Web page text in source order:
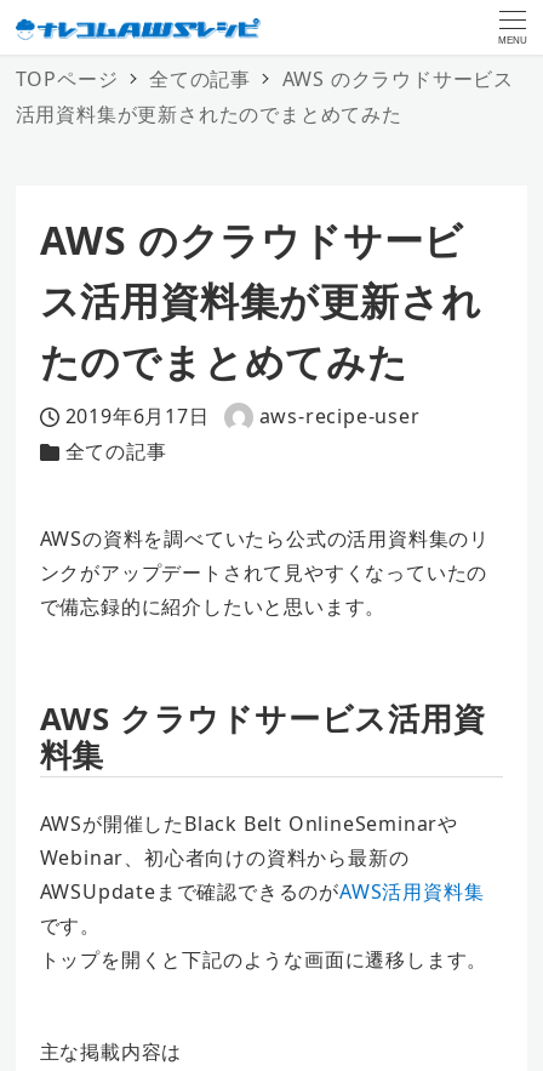
MENU
TOPページ 全ての記事
AWS のクラウドサービス
活用資料集が更新されたのでまとめてみた
AWS のクラウドサービ
ス活用資料集が更新され
たのでまとめてみた
投稿日
2019年6月17日
著
aws-recipe-user
カテゴリー
全ての記事
AWSの資料を調べていたら公式の活用資料集のリ
ンクがアップデートされて見やすくなっていたの
で備忘録的に紹介したいと思います。
AWS クラウドサービス活用資
料集
AWSが開催したBlack Belt OnlineSeminarや
Webinar、初心者向けの資料から最新の
AWSUpdateまで確認できるのがAWS活用資料集
です。
トップを開くと下記のような画面に遷移します。
主な掲載内容は